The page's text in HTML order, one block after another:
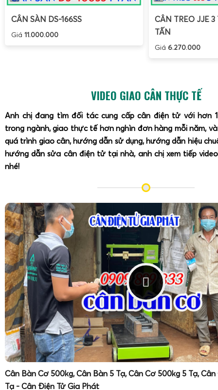
CÂN SÀN DS-166SS
Giá 11.000.000
CÂN TREO JJE
TẤN
Giá6.270.000
VIDEO GIAO CÂN THỰC TẾ
Anh chị đang tìm đối tác cung cấp cân điện tử với hơn
trong ngành, giao thực tế hơn nghìn đơn hàng mỗi năm,
quá trình giao cân, hướng dẫn sử dụng, hướng dẫn hiệu
hướng dẫn sửa cân điện tử tại nhà, anh chị xem tiếp
nhé!
Cân Bàn Cơ 500kg, Cân Bàn 5 Tạ, Cân Cơ 500kg 5 Tạ,
Tạ - Cân Điện Tử Gia Phát